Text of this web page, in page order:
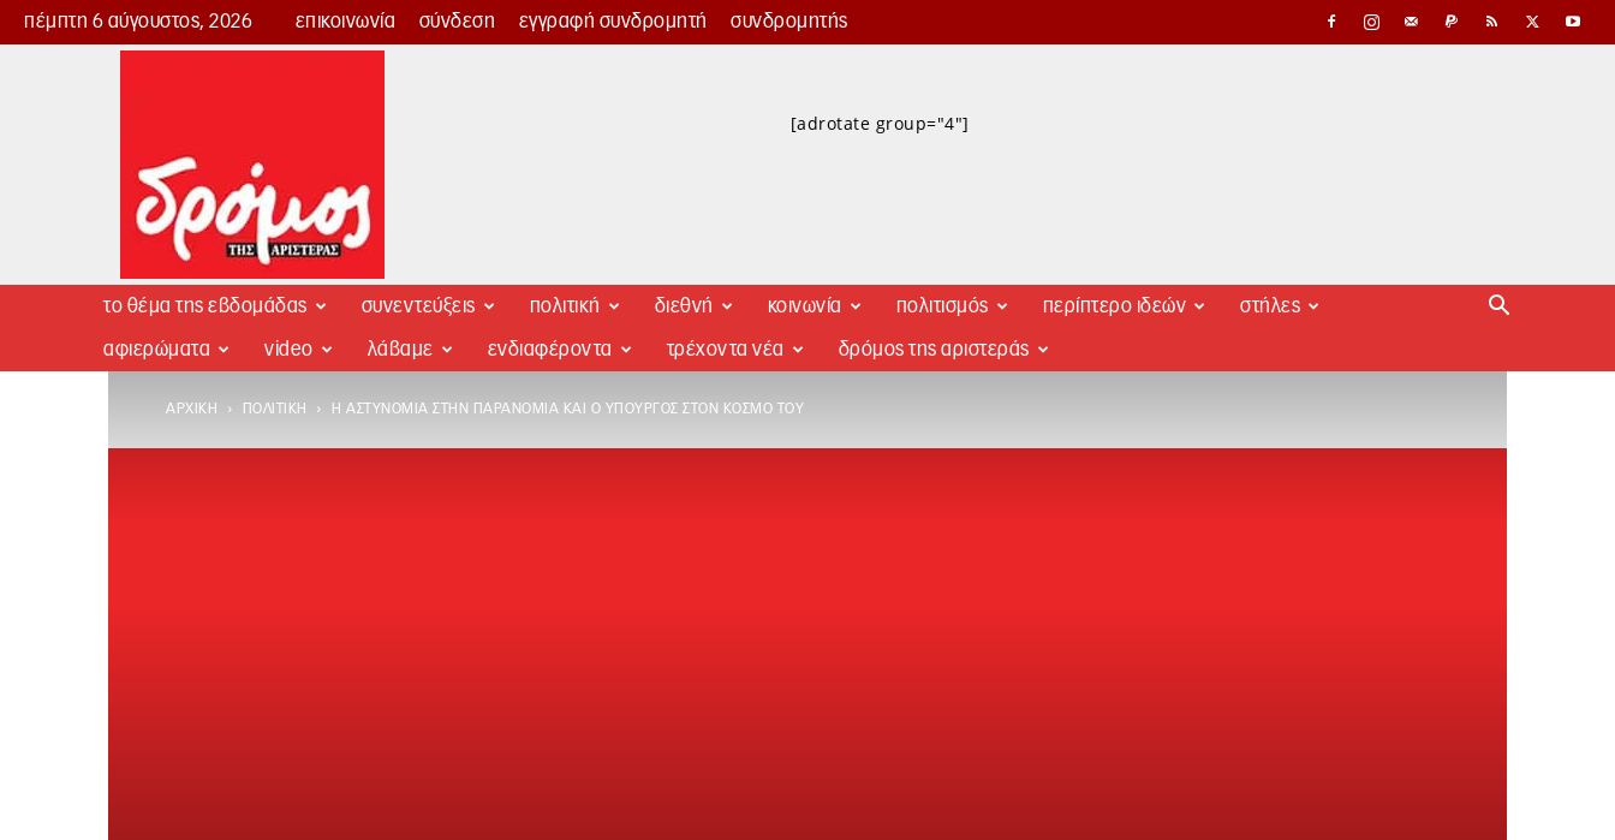
πέμπτη 6 αύγουστος, 2026 επικοινωνία σύνδεση εγγραφή συνδρομητή συνδρομητής
Δρόμος
[adrotate group="4"]
το θέμα της εβδομάδας συνεντεύξεις πολιτική διεθνή κοινωνία πολιτισμός περίπτερο ιδεών στήλες
αφιερώματα video λάβαμε ενδιαφέροντα τρέχοντα νέα δρόμος της αριστεράς
ΑΡΧΙΚΉ ΠΟΛΙΤΙΚΉ Η ΑΣΤΥΝΟΜΊΑ ΣΤΗΝ ΠΑΡΑΝΟΜΊΑ ΚΑΙ Ο ΥΠΟΥΡΓΌΣ ΣΤΟΝ ΚΌΣΜΟ ΤΟΥ